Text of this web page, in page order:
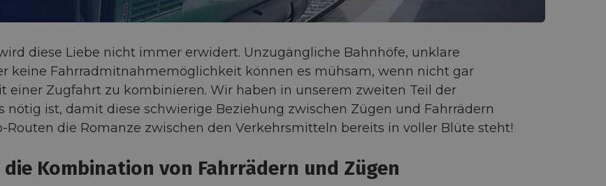
diese Liebe nicht immer erwidert. Unzugängliche Bahnhöfe, unklare
keine Fahrradmitnahmemöglichkeit können es mühsam, wenn nicht gar
einer Zugfahrt zu kombinieren. Wir haben in unserem zweiten Teil der
ist, damit diese schwierige Beziehung zwischen Zügen und Fahrrädern
die Romanze zwischen den Verkehrsmitteln bereits in voller Blüte steht!
Kombination von Fahrrädern und Zügen